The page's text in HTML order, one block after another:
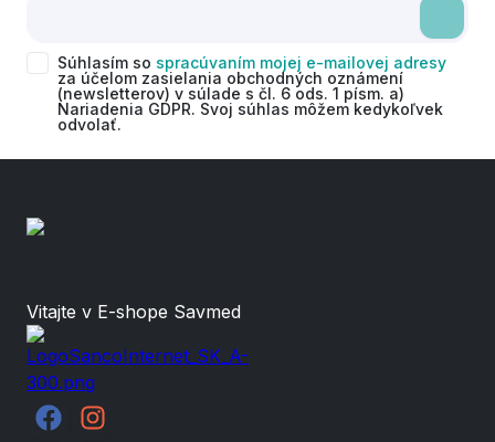
Súhlasím so spracúvaním mojej e-mailovej adresy
za účelom zasielania obchodných oznámení
(newsletterov) v súlade s čl. 6 ods. 1 písm. a)
Nariadenia GDPR. Svoj súhlas môžem kedykoľvek
odvolať.
Vitajte v E-shope Savmed